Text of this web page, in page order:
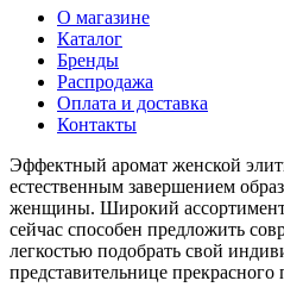
О магазине
Каталог
Бренды
Распродажа
Оплата и доставка
Контакты
Эффектный аромат женской
естественным завершением
женщины. Широкий
сейчас способен предложить
легкостью подобрать свой
представительнице прекрасного